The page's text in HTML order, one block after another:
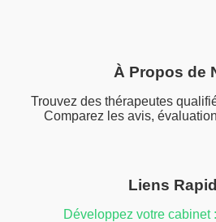
À Propos de
Trouvez des thérapeutes
Comparez les avis,
Liens
Développez votre cabinet